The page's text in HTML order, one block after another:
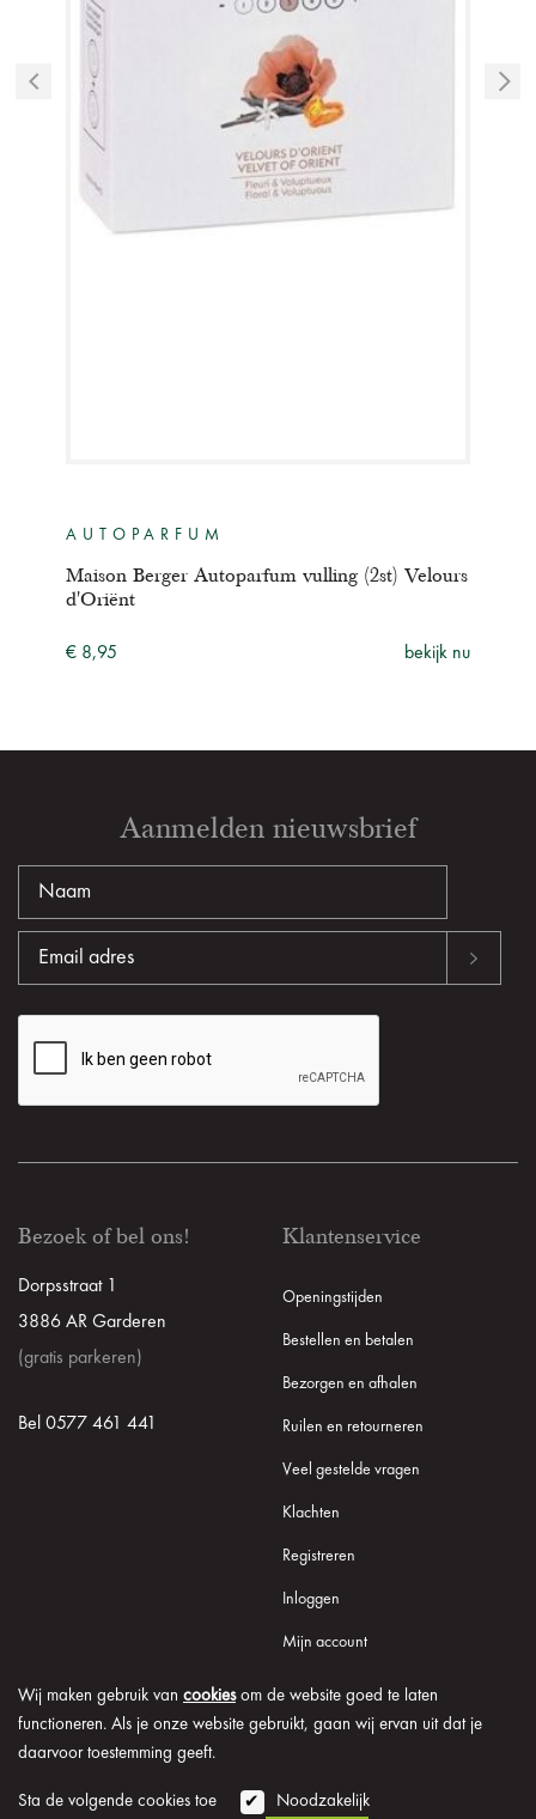
Wij maken gebruik van cookiesom de website goed te laten
functioneren. Als je onze website gebruikt, gaan wij ervan uit dat je
daarvoor toestemming geeft.
Sta de volgende cookies toe Noodzakelijk
AUTOPARFUM
Maison Berger Autoparfum vulling (2st) Velours
d'Oriënt
€ 8,95 bekijk nu
Aanmelden nieuwsbrief
Bezoek of bel ons!
Dorpsstraat 1
3886 AR Garderen
(gratis parkeren)
Bel 0577 461 441
Klantenservice
Openingstijden
Bestellen en betalen
Bezorgen en afhalen
Ruilen en retourneren
Veel gestelde vragen
Klachten
Registreren
Inloggen
Mijn account
© 2026 Onder de Lindeboom